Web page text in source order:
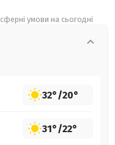
умови на сьогодні
32°/20°
31°/22°